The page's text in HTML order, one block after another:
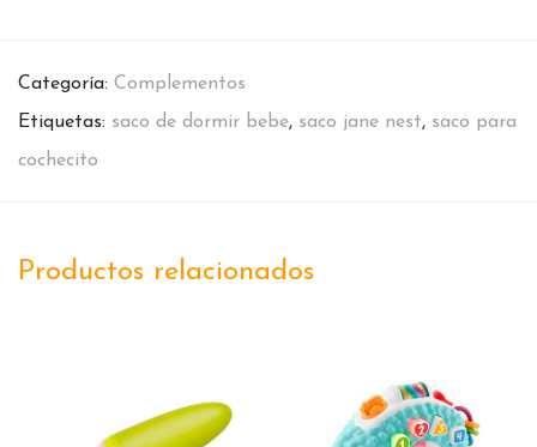
Categoría: Complementos
Etiquetas: saco de dormir bebe, saco jane nest, saco para
cochecito
Productos relacionados